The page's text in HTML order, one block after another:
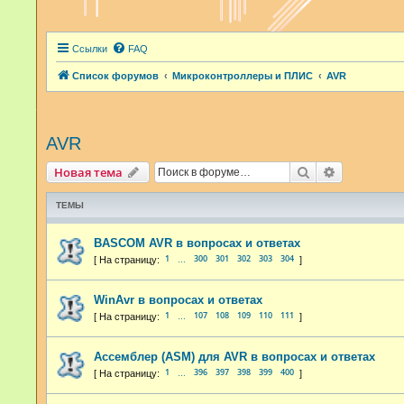
Ссылки FAQ
Список форумов Микроконтроллеры и ПЛИС AVR
AVR
Новая тема Поиск
ТЕМЫ
BASCOM AVR в вопросах и ответах
1 300 301 302 303 304
WinAvr в вопросах и ответах
1 107 108 109 110 111
Ассемблер (ASM) для AVR в вопросах и ответах
1 396 397 398 399 400